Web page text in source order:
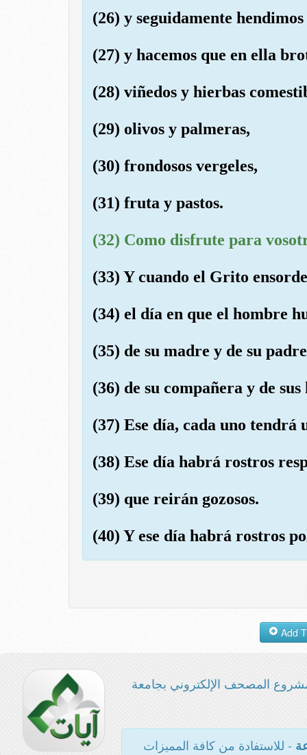
(26) y seguidamente
(27) y hacemos que en ella
(28) viñedos y hierbas
(29) olivos y palmeras,
(30) frondosos vergeles,
(31) fruta y pastos.
(32) Como disfrute para
(33) Y cuando el Grito
(34) el día en que el hombre
(35) de su madre y de su
(36) de su compañera y de sus
(37) Ese día, cada uno tendrá
(38) Ese día habrá rostros
(39) que reirán gozosos.
(40) Y ese día habrá rostros
المصحف الإلكتروني بجامعة
- للاستفادة من كافة المميزات